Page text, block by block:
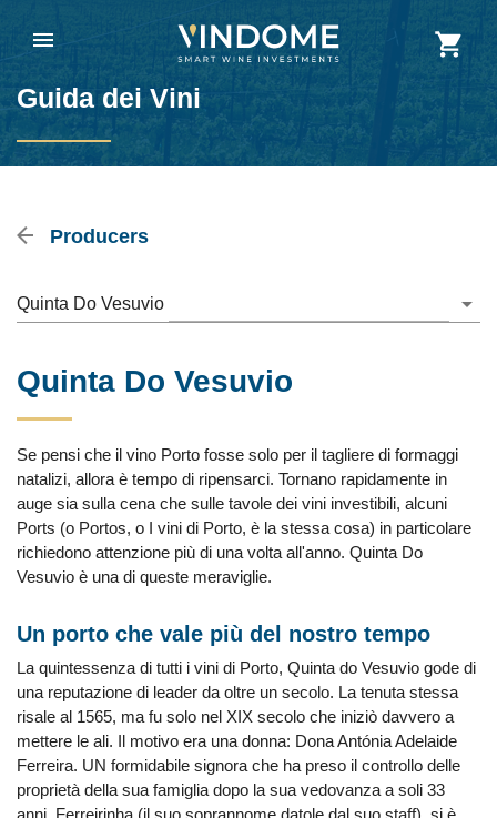
Guida dei Vini
Producers
Quinta Do Vesuvio
Quinta Do Vesuvio
Se pensi che il vino Porto fosse solo per il tagliere di formaggi
natalizi, allora è tempo di ripensarci. Tornano rapidamente in
auge sia sulla cena che sulle tavole dei vini investibili, alcuni
Ports (o Portos, o I vini di Porto, è la stessa cosa) in particolare
richiedono attenzione più di una volta all'anno. Quinta Do
Vesuvio è una di queste meraviglie.
Un porto che vale più del nostro tempo
La quintessenza di tutti i vini di Porto, Quinta do Vesuvio gode di
una reputazione di leader da oltre un secolo. La tenuta stessa
risale al 1565, ma fu solo nel XIX secolo che iniziò davvero a
mettere le ali. Il motivo era una donna: Dona Antónia Adelaide
Ferreira. UN formidabile signora che ha preso il controllo delle
proprietà della sua famiglia dopo la sua vedovanza a soli 33
anni, Ferreirinha (il suo soprannome datole dal suo staff), si è